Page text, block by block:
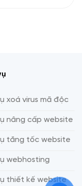
xoá virus mã độc
nâng cấp website
tăng tốc website
webhosting
thiết kế website